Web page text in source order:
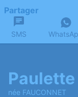
Partager
SMS
Paulette
née FAUCONNET